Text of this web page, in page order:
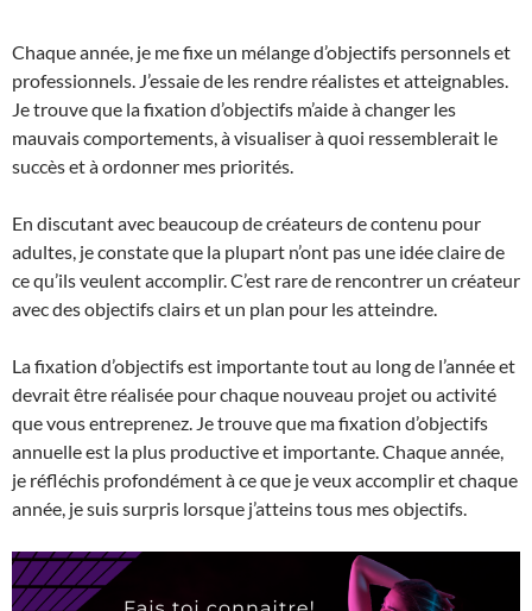
Chaque année, je me fixe un mélange d’objectifs personnels et
professionnels. J’essaie de les rendre réalistes et atteignables.
Je trouve que la fixation d’objectifs m’aide à changer les
mauvais comportements, à visualiser à quoi ressemblerait le
succès et à ordonner mes priorités.
En discutant avec beaucoup de créateurs de contenu pour
adultes, je constate que la plupart n’ont pas une idée claire de
ce qu’ils veulent accomplir. C’est rare de rencontrer un créateur
avec des objectifs clairs et un plan pour les atteindre.
La fixation d’objectifs est importante tout au long de l’année et
devrait être réalisée pour chaque nouveau projet ou activité
que vous entreprenez. Je trouve que ma fixation d’objectifs
annuelle est la plus productive et importante. Chaque année,
je réfléchis profondément à ce que je veux accomplir et chaque
année, je suis surpris lorsque j’atteins tous mes objectifs.